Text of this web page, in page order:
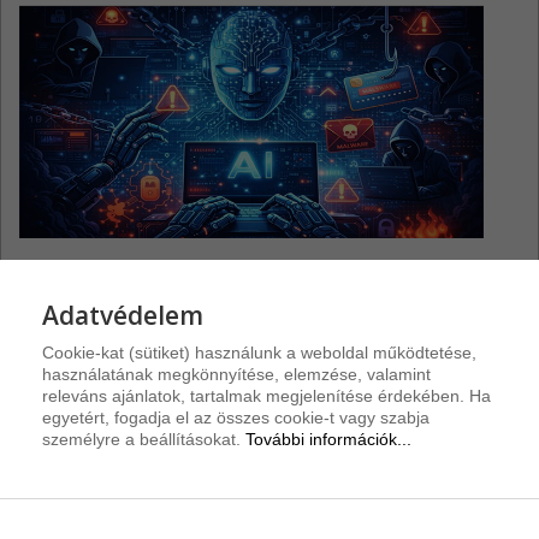
Riasztások
Adatvédelem
Cookie-kat (sütiket) használunk a weboldal működtetése,
használatának megkönnyítése, elemzése, valamint
releváns ajánlatok, tartalmak megjelenítése érdekében. Ha
egyetért, fogadja el az összes cookie-t vagy szabja
személyre a beállításokat. További információk...